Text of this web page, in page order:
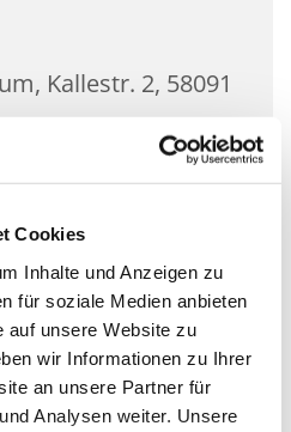
Cookies
Inhalte und Anzeigen zu
für soziale Medien anbieten
auf unsere Website zu
wir Informationen zu Ihrer
an unsere Partner für
Analysen weiter. Unsere
Kallestr. 2, 58091